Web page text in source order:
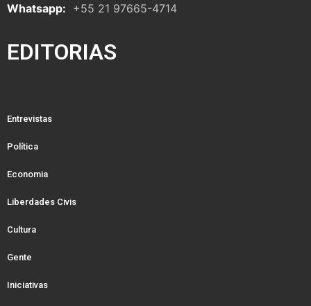
Whatsapp: +55 21 97665-4714
EDITORIAS
Entrevistas
Política
Economia
Liberdades Civis
Cultura
Gente
Iniciativas